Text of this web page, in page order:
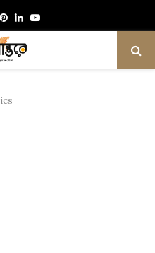
Pinterest
LinkedinYoutube